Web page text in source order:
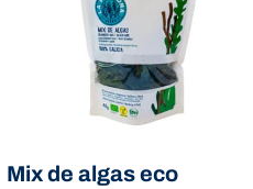
Mix de algas eco